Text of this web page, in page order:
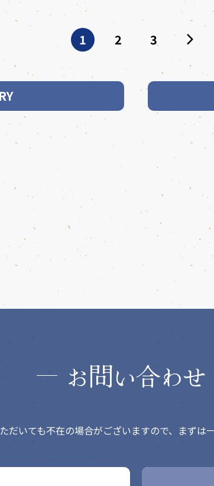
1 2 3
お問い合わせ
だいても不在の場合がございますので、まずは